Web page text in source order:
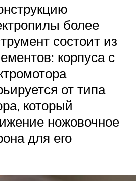
более
состоит из
корпуса с
от типа
который
ножовочное
для его